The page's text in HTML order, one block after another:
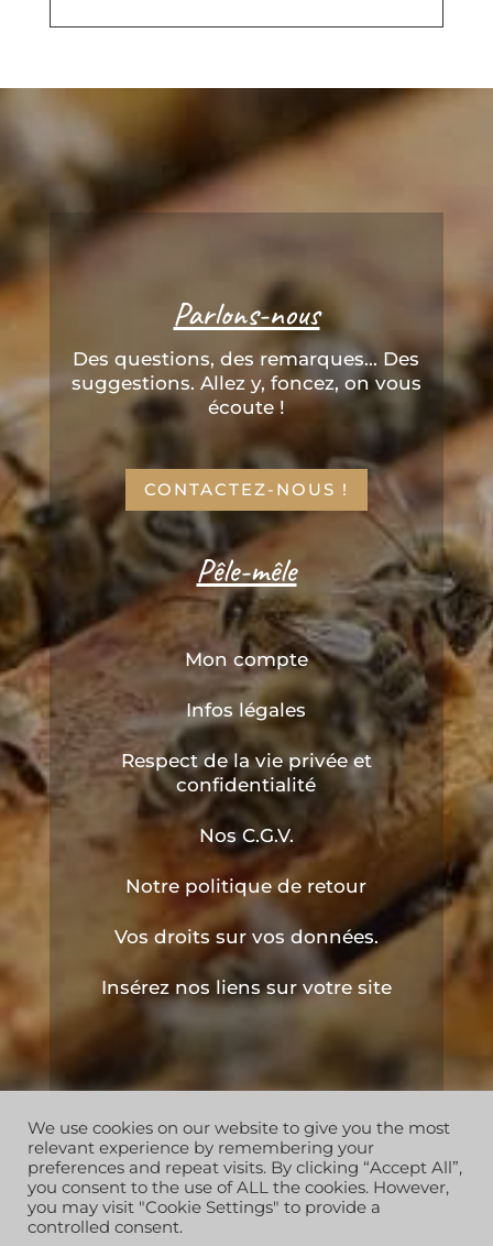
Parlons-nous
Des questions, des remarques... Des
suggestions. Allez y, foncez, on vous
écoute !
CONTACTEZ-NOUS !
Pêle-mêle
Mon compte
Infos légales
Respect de la vie privée et
confidentialité
Nos C.G.V.
Notre politique de retour
Vos droits sur vos données.
Insérez nos liens sur votre site
Copyright © 2019 les ruchers de l'apiculteur . Tous
droits réservés
We use cookies on our website to give you the most
relevant experience by remembering your
preferences and repeat visits. By clicking “Accept All”,
you consent to the use of ALL the cookies. However,
you may visit "Cookie Settings" to provide a
controlled consent.